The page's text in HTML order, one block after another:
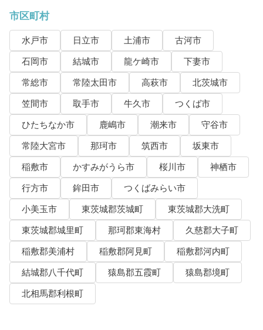
市区町村
水戸市 日立市 土浦市
古河市
石岡市
結城市 龍ケ崎市
下妻市
常総市
常陸太田市 高萩市
北茨城市
笠間市
取手市 牛久市
つくば市
ひたちなか市
鹿嶋市 潮来市
守谷市
常陸大宮市
那珂市 筑西市
坂東市
稲敷市
かすみがうら市 桜川市
神栖市
行方市
鉾田市
つくばみらい市
小美玉市
東茨城郡茨城町
東茨城郡大洗町
東茨城郡城里町
那珂郡東海村
久慈郡大子町
稲敷郡美浦村
稲敷郡阿見町
稲敷郡河内町
結城郡八千代町
猿島郡五霞町
猿島郡境町
北相馬郡利根町